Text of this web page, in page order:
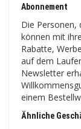
Abonnement
Die Personen,
können mit
Rabatte,
auf dem
Newsletter
einem
Ähnliche